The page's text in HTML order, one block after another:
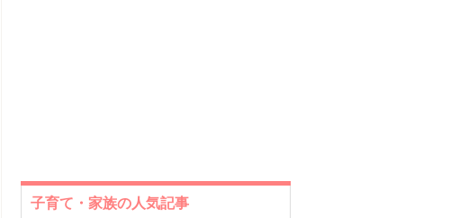
子育て・家族の人気記事